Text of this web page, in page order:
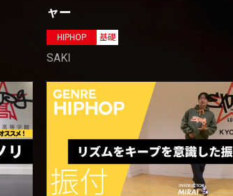
ャー
HIPHOP 基礎
SAKI